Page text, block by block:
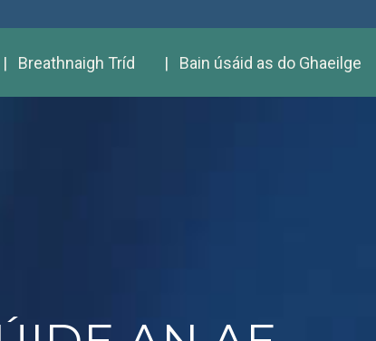
| Breathnaigh Tríd | Bain úsáid as do Ghaeilge